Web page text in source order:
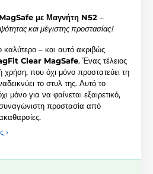
με Μαγνήτη N52 –
και μέγιστης προστασίας!
καλύτερο – και αυτό ακριβώς
Clear MagSafe. Ένας τέλειος
χρήση, που όχι μόνο προστατεύει τη
το στυλ της. Αυτό το
μόνο για να φαίνεται εξαιρετικό,
προστασία από
›